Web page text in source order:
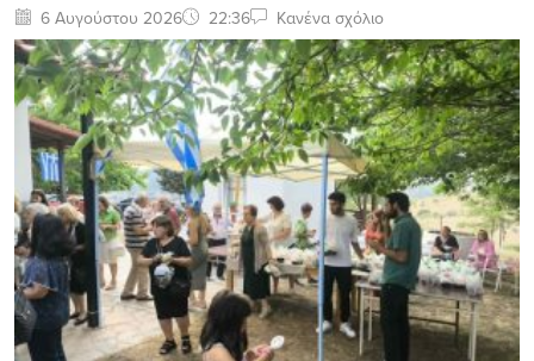
6 Αυγούστου 2026 22:36 Κανένα σχόλιο